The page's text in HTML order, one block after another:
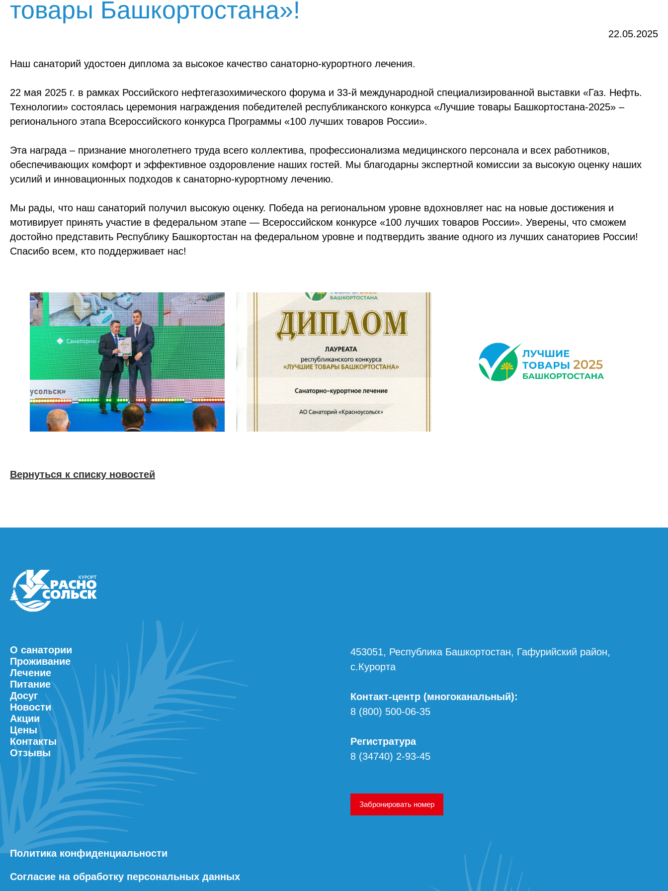
спецпредложения
Достижения, награды и
Фото и видеогалерея
товары Башкортостана»!
22.05.2025
Наш санаторий удостоен диплома за высокое качество санаторно-курортного лечения.
22 мая 2025 г. в рамках Российского нефтегазохимического форума и 33-й международной специализированной выставки «Газ. Нефть.
Технологии» состоялась церемония награждения победителей республиканского конкурса «Лучшие товары Башкортостана-2025» –
регионального этапа Всероссийского конкурса Программы «100 лучших товаров России».
Эта награда – признание многолетнего труда всего коллектива, профессионализма медицинского персонала и всех работников,
обеспечивающих комфорт и эффективное оздоровление наших гостей. Мы благодарны экспертной комиссии за высокую оценку наших
усилий и инновационных подходов к санаторно-курортному лечению.
Мы рады, что наш санаторий получил высокую оценку. Победа на региональном уровне вдохновляет нас на новые достижения и
мотивирует принять участие в федеральном этапе — Всероссийском конкурсе «100 лучших товаров России». Уверены, что сможем
достойно представить Республику Башкортостан на федеральном уровне и подтвердить звание одного из лучших санаториев России!
Спасибо всем, кто поддерживает нас!
Вернуться к списку новостей
О санатории
Проживание
Лечение
Питание
Досуг
Новости
Акции
Цены
Контакты
Отзывы
Политика конфиденциальности
Согласие на обработку персональных данных
453051, Республика Башкортостан, Гафурийский район,
с.Курорта
Контакт-центр (многоканальный):
8 (800) 500-06-35
Регистратура
8 (34740) 2-93-45
Забронировать номер